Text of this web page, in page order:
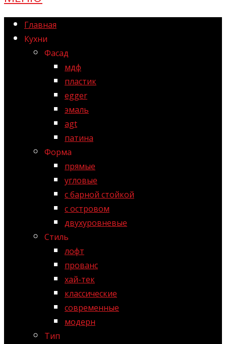
Главная
Кухни
Фасад
мдф
пластик
egger
эмаль
agt
патина
Форма
прямые
угловые
с барной стойкой
с островом
двухуровневые
Стиль
лофт
прованс
хай-тек
классические
современные
модерн
Тип